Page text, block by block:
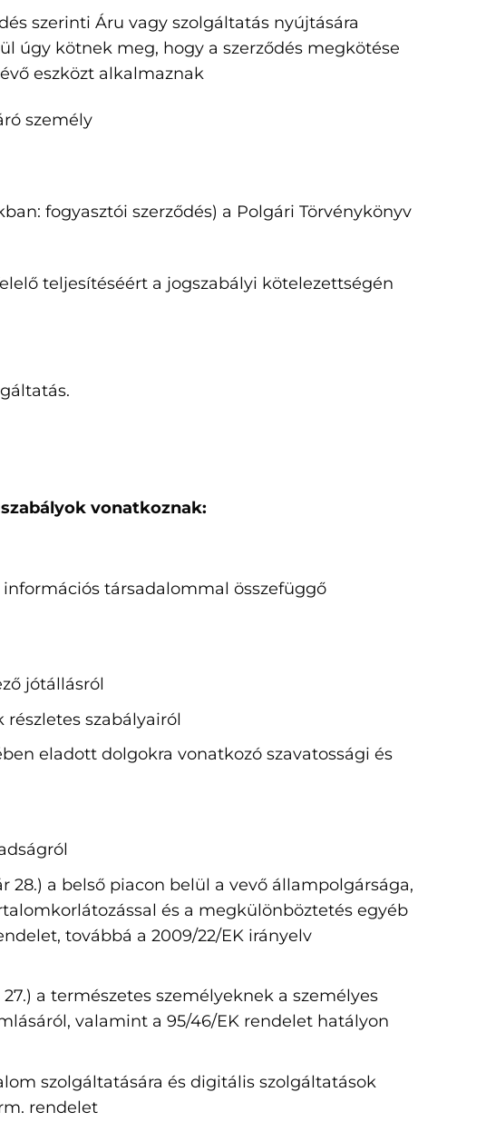
szerinti Áru vagy szolgáltatás nyújtására
úgy kötnek meg, hogy a szerződés megkötése
eszközt alkalmaznak
személy
fogyasztói szerződés) a Polgári Törvénykönyv
teljesítéséért a jogszabályi kötelezettségén
vonatkoznak:
társadalommal összefüggő
jótállásról
részletes szabályairól
eladott dolgokra vonatkozó szavatossági és
28.) a belső piacon belül a vevő állampolgársága,
és a megkülönböztetés egyéb
továbbá a 2009/22/EK irányelv
27.) a természetes személyeknek a személyes
valamint a 95/46/EK rendelet hatályon
szolgáltatására és digitális szolgáltatások
rendelet